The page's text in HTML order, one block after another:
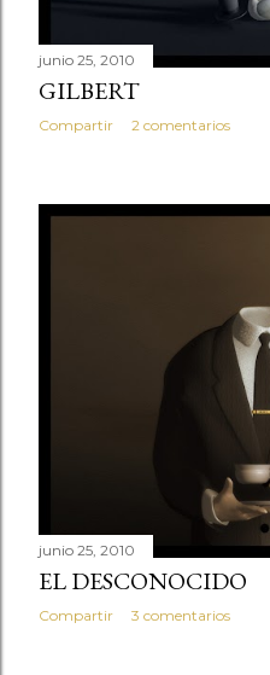
junio 25, 2010
GILBERT
Compartir 2 comentarios
junio 25, 2010
EL DESCONOCIDO
Compartir 3 comentarios